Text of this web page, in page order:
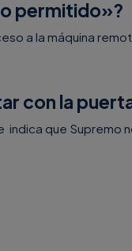
permitido»?
a la máquina
con la
que Supremo